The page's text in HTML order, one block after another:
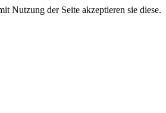
Nutzung der Seite akzeptieren sie diese.